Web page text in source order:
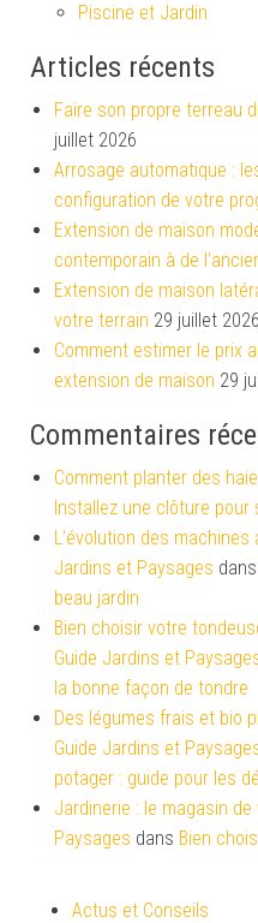
Piscine et Jardin
Articles récents
Faire son propre terreau
juillet 2026
Arrosage automatique :
configuration de votre
Extension de maison
contemporain à de
Extension de maison
votre terrain 29 juillet 2026
Comment estimer le prix
extension de maison 29
Commentaires
Comment planter des
Installez une clôture
L'évolution des machines
Jardins et Paysages dans
beau jardin
Bien choisir votre
Guide Jardins et
la bonne façon de tondre
Des légumes frais et bio
Guide Jardins et
potager : guide pour les
Jardinerie : le magasin
Paysages dans Bien
Actus et Conseils